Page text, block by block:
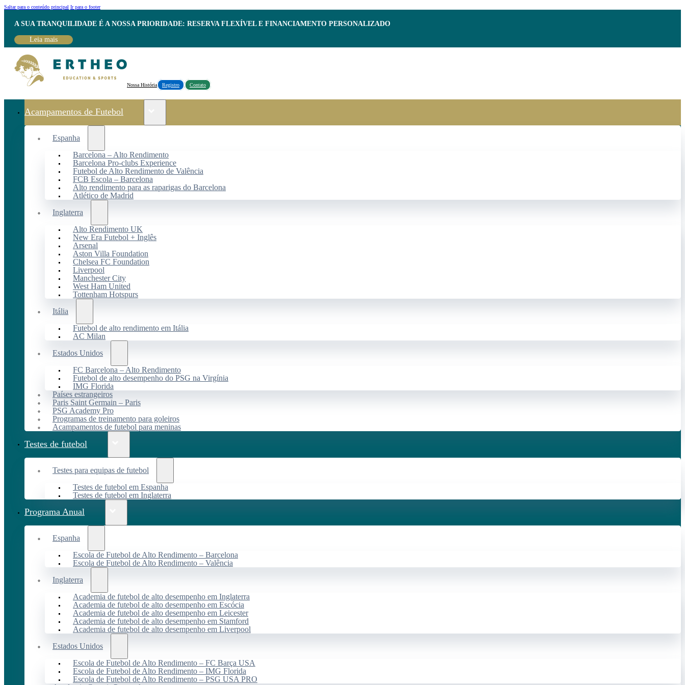
Saltar para o conteúdo principal Ir para o footer
A SUA TRANQUILIDADE É A NOSSA PRIORIDADE: RESERVA FLEXÍVEL E FINANCIAMENTO PERSONALIZADO
Leia mais
Nossa História Registro Contato
Acampamentos de Futebol
Espanha
Barcelona – Alto Rendimento
Barcelona Pro-clubs Experience
Futebol de Alto Rendimento de Valência
FCB Escola – Barcelona
Alto rendimento para as raparigas do Barcelona
Atlético de Madrid
Inglaterra
Alto Rendimento UK
New Era Futebol + Inglês
Arsenal
Aston Villa Foundation
Chelsea FC Foundation
Liverpool
Manchester City
West Ham United
Tottenham Hotspurs
Itália
Futebol de alto rendimento em Itália
AC Milan
Estados Unidos
FC Barcelona – Alto Rendimento
Futebol de alto desempenho do PSG na Virgínia
IMG Florida
Países estrangeiros
Paris Saint Germain – Paris
PSG Academy Pro
Programas de treinamento para goleiros
Acampamentos de futebol para meninas
Testes de futebol
Testes para equipas de futebol
Testes de futebol em Espanha
Testes de futebol em Inglaterra
Programa Anual
Espanha
Escola de Futebol de Alto Rendimento – Barcelona
Escola de Futebol de Alto Rendimento – Valência
Inglaterra
Academia de futebol de alto desempenho em Inglaterra
Academia de futebol de alto desempenho em Escócia
Academia de futebol de alto desempenho em Leicester
Academia de futebol de alto desempenho em Stamford
Academia de futebol de alto desempenho em Liverpool
Estados Unidos
Escola de Futebol de Alto Rendimento – FC Barça USA
Escola de Futebol de Alto Rendimento – IMG Florida
Escola de Futebol de Alto Rendimento – PSG USA PRO